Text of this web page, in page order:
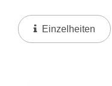
Ein Einzigartiges
Boden Und Einem...
Einzelheiten